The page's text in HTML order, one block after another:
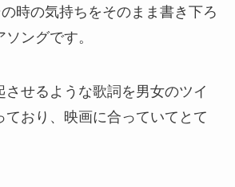
時の気持ちをそのまま書き下ろ
ングです。
させるような歌詞を男女のツイ
ており、映画に合っていてとて